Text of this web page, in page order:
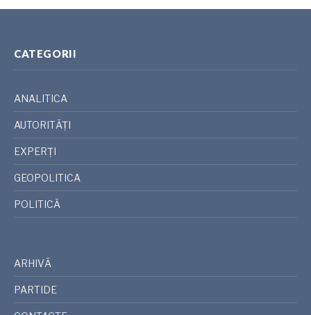
CATEGORII
ANALITICA
AUTORITĂȚI
EXPERȚI
GEOPOLITICA
POLITICĂ
ARHIVĂ
PARTIDE